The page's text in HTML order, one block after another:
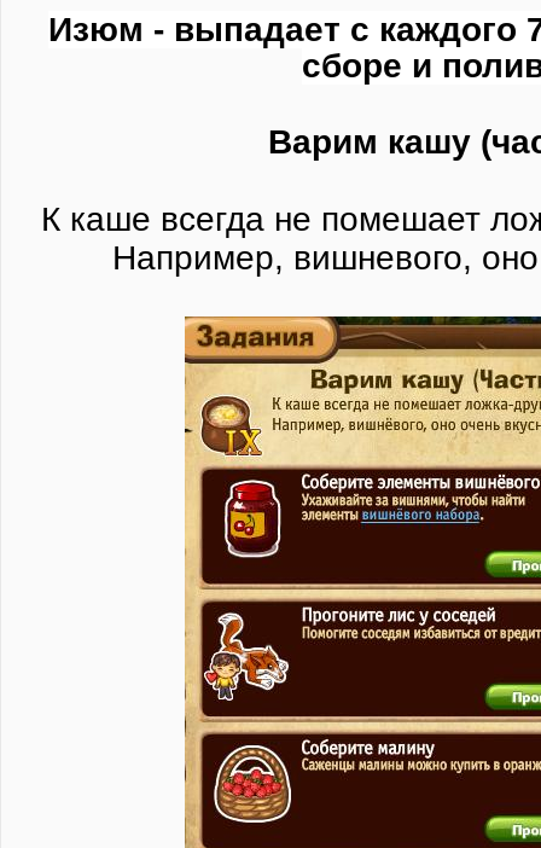
Изюм - выпадает с каждого
сборе и
Варим кашу
К каше всегда не помешает
Например, вишневого, оно